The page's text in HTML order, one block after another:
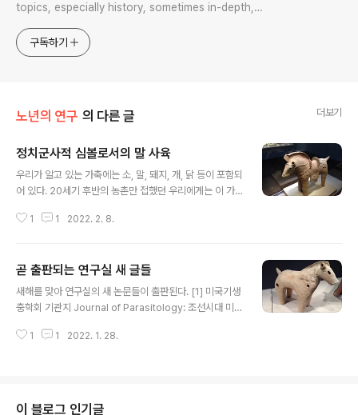
topics, especially history, sometimes in-depth,
approach will be to resist any common sense or
generalized viewpoint
구독하기
노년의 연구 의 다른 글 더보기
정치군사적 심볼로서의 말 사육
우리가 알고 있는 가축에는 소, 말, 돼지, 개, 닭 등이 포함되
어 있다. 20세기 후반의 농촌만 접했던 우리에게는 이 가
슷비슷해 보이지만, 실제로 이 가축들은 사육화의 과정도
것은 말이다. 말은 한국과 일본 사회에서는 도입 초기부터
정치군사적 심볼로서 도입되었다. 농가와는 별 상관없는
동기에서 도입되었고 말 사육 자체도 국가에 의해 강력하
화 하기 위해서는 일본은 4세기 말-5세기 초까지 기다려
1 1 2022. 2. 8.
곧 출판되는 연구실 새 글들
새해를 맞아 연구실의 새 논문들이 출판된다. [1] 미국기생
충학회 기관지 Journal of Parasitology: 조선시대 미라
enetic analysis of ancient Clonorchis sinensis e
관련하여 발굴현장에서 확인되는 유존체를 대상으로 전개
1 1 2022. 1. 28.
이 블로그 인기글